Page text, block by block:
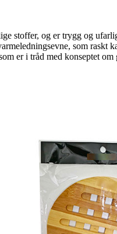
stoffer, og er trygg og
som
er i tråd med konseptet